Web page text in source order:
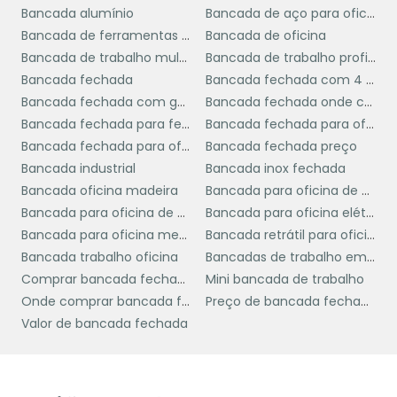
empreendedores que precisam gerenciar
seus orçamentos com eficiência.
Em resumo, as mini bancadas de trabalho
oferecem uma solução prática e eficiente
para quem busca otimização de espaço,
organização e flexibilidade em suas
atividades diárias. Essas vantagens tornam a
mini bancada uma escolha inteligente para
qualquer ambiente que exija um espaço de
trabalho bem estruturado.
COMO ESCOLHER A MINI
BANCADA IDEAL
Bancada alumínio
Bancada de aço para oficina
Bancada de ferramentas para oficina
Bancada de oficina
Bancada de trabalho multiuso
Bancada de trabalho profissional
Bancada fechada
Bancada fechada com 4 portas
Bancada fechada com gaveta
Bancada fechada onde comprar
Bancada fechada para ferramenta
Bancada fechada para oficina
Bancada fechada para oficina preço
Bancada fechada preço
Bancada industrial
Bancada inox fechada
Bancada oficina madeira
Bancada para oficina de madeira
Bancada para oficina de moto
Bancada para oficina elétrica
Bancada para oficina mecânica
Bancada retrátil para oficina
Bancada trabalho oficina
Bancadas de trabalho em madeira
Comprar bancada fechada
Mini bancada de trabalho
Onde comprar bancada fechada
Preço de bancada fechada
Valor de bancada fechada